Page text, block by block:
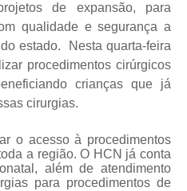
de expansão, para
qualidade e segurança a
estado.
Nesta quarta-feira
procedimentos cirúrgicos
crianças que já
cirurgias.
o acesso à procedimentos
a região. O HCN já conta
além de atendimento
para procedimentos de